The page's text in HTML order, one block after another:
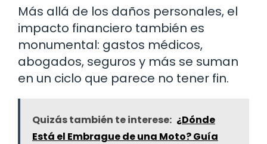
Más allá de los daños personales, el
impacto financiero también es
monumental: gastos médicos,
abogados, seguros y más se suman
en un ciclo que parece no tener fin.
Quizás también te interese: ¿Dónde
Está el Embrague de una Moto? Guía